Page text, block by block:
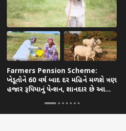
Farmers Pension Scheme:
ખેડૂતોને 60 વર્ષ બાદ દર મહિને મળશે ત્રણ
હજાર રૂપિયાનું પેન્શન, શાનદાર છે આ